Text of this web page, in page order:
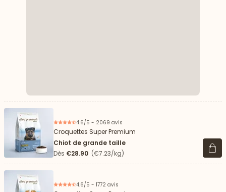
4.6/5 - 2069 avis
Croquettes Super Premium
Chiot de grande taille
Dès €28.90 (€7.23/kg) Voir
4.6/5 - 1772 avis